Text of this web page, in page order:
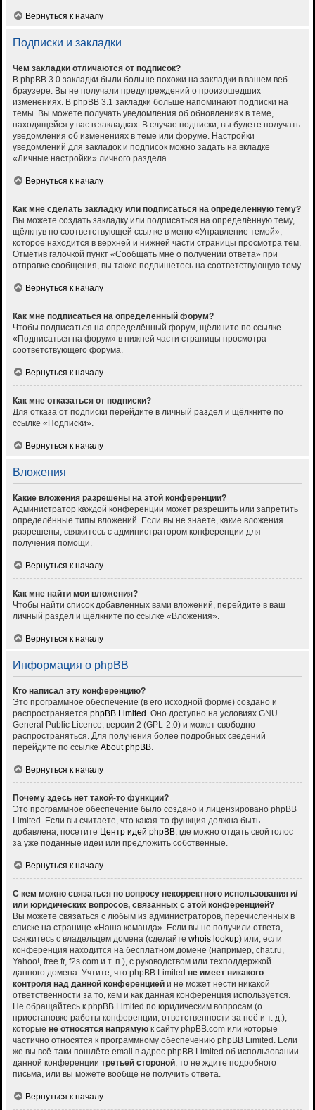
Вернуться к началу
Подписки и закладки
Чем закладки отличаются от подписок?
В phpBB 3.0 закладки были больше похожи на закладки в вашем веб-
браузере. Вы не получали предупреждений о произошедших
изменениях. В phpBB 3.1 закладки больше напоминают подписки на
темы. Вы можете получать уведомления об обновлениях в теме,
находящейся у вас в закладках. В случае подписки, вы будете получать
уведомления об изменениях в теме или форуме. Настройки
уведомлений для закладок и подписок можно задать на вкладке
«Личные настройки» личного раздела.
Вернуться к началу
Как мне сделать закладку или подписаться на определённую тему?
Вы можете создать закладку или подписаться на определённую тему,
щёлкнув по соответствующей ссылке в меню «Управление темой»,
которое находится в верхней и нижней части страницы просмотра тем.
Отметив галочкой пункт «Сообщать мне о получении ответа» при
отправке сообщения, вы также подпишетесь на соответствующую тему.
Вернуться к началу
Как мне подписаться на определённый форум?
Чтобы подписаться на определённый форум, щёлкните по ссылке
«Подписаться на форум» в нижней части страницы просмотра
соответствующего форума.
Вернуться к началу
Как мне отказаться от подписки?
Для отказа от подписки перейдите в личный раздел и щёлкните по
ссылке «Подписки».
Вернуться к началу
Вложения
Какие вложения разрешены на этой конференции?
Администратор каждой конференции может разрешить или запретить
определённые типы вложений. Если вы не знаете, какие вложения
разрешены, свяжитесь с администратором конференции для
получения помощи.
Вернуться к началу
Как мне найти мои вложения?
Чтобы найти список добавленных вами вложений, перейдите в ваш
личный раздел и щёлкните по ссылке «Вложения».
Вернуться к началу
Информация о phpBB
Кто написал эту конференцию?
Это программное обеспечение (в его исходной форме) создано и
распространяется phpBB Limited . Оно доступно на условиях GNU
General Public Licence, версии 2 (GPL-2.0) и может свободно
распространяться. Для получения более подробных сведений
перейдите по ссылке About phpBB.
Вернуться к началу
Почему здесь нет такой-то функции?
Это программное обеспечение было создано и лицензировано phpBB
Limited. Если вы считаете, что какая-то функция должна быть
добавлена, посетите Центр идей phpBB, где можно отдать свой голос
за уже поданные идеи или предложить собственные.
Вернуться к началу
С кем можно связаться по вопросу некорректного использования и/
или юридических вопросов, связанных с этой конференцией?
Вы можете связаться с любым из администраторов, перечисленных в
списке на странице «Наша команда». Если вы не получили ответа,
свяжитесь с владельцем домена (сделайте whois lookup) или, если
конференция находится на бесплатном домене (например, chat.ru,
Yahoo!, free.fr, f2s.com и т. п.), с руководством или техподдержкой
данного домена. Учтите, что phpBB Limited не имеет никакого
контроля над данной конференцией и не может нести никакой
ответственности за то, кем и как данная конференция используется.
Не обращайтесь к phpBB Limited по юридическим вопросам (о
приостановке работы конференции, ответственности за неё и т. д.),
которые не относятся напрямую к сайту phpBB.com или которые
частично относятся к программному обеспечению phpBB Limited. Если
же вы всё-таки пошлёте email в адрес phpBB Limited об использовании
данной конференции третьей стороной, то не ждите подробного
письма, или вы можете вообще не получить ответа.
Вернуться к началу